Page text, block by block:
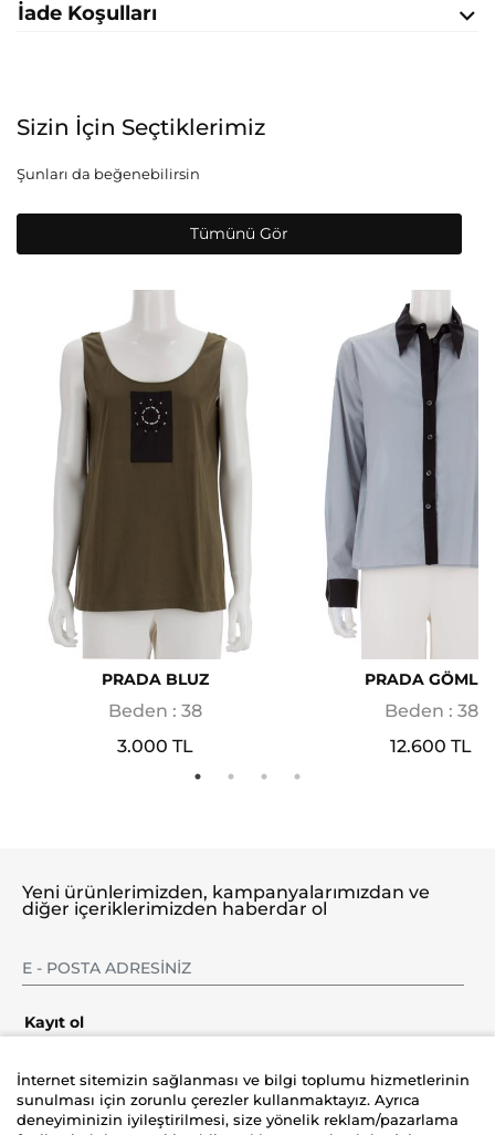
İade Koşulları
Sizin İçin Seçtiklerimiz
Şunları da beğenebilirsin
Tümünü Gör
PRADA BLUZ
Beden : 38
3.000 TL
PRADA
Beden : 38
12.600 TL
Yeni ürünlerimizden, kampanyalarımızdan ve
diğer içeriklerimizden haberdar ol
Kayıt ol
İnternet sitemizin sağlanması ve bilgi toplumu hizmetlerinin
sunulması için zorunlu çerezler kullanmaktayız. Ayrıca
deneyiminizin iyileştirilmesi, size yönelik reklam/pazarlama